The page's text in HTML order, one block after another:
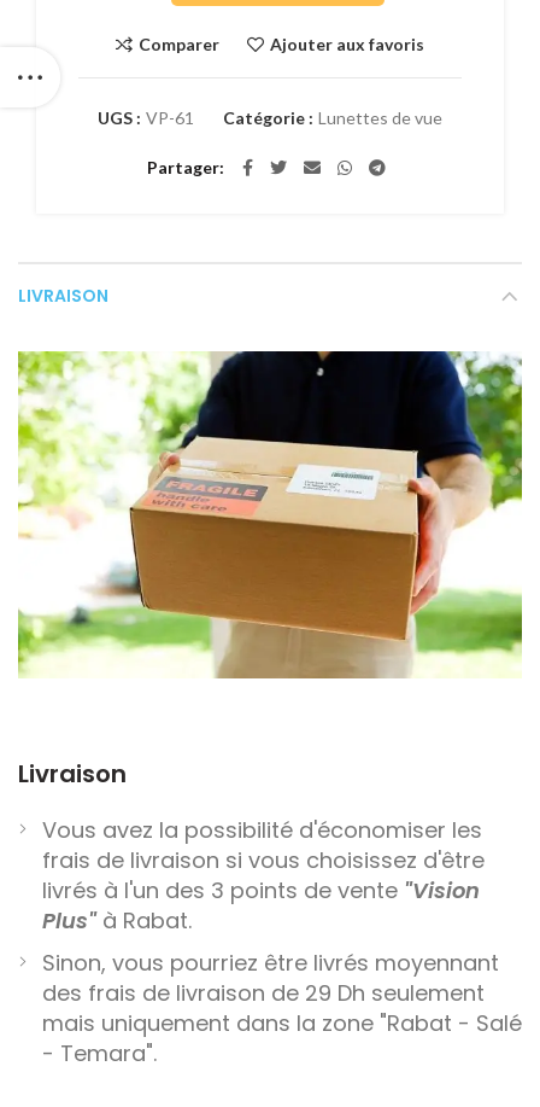
Comparer Ajouter aux favoris
UGS : VP-61 Catégorie : Lunettes de vue
Partager
LIVRAISON
Livraison
Vous avez la possibilité d'économiser les
frais de livraison si vous choisissez d'être
livrés à l'un des 3 points de vente "Vision
Plus"à Rabat.
Sinon, vous pourriez être livrés moyennant
des frais de livraison de 29 Dh seulement
mais uniquement dans la zone "Rabat - Salé
- Temara".